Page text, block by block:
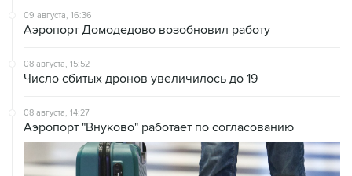
09 августа, 16:36
Аэропорт Домодедово возобновил работу
08 августа, 15:52
Число сбитых дронов увеличилось до 19
08 августа, 14:27
Аэропорт "Внуково" работает по согласованию